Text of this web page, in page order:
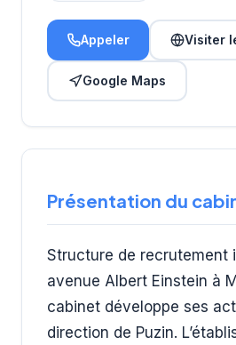
Appeler Visiter
Google Maps
Présentation du
Structure de recrutement
avenue Albert Einstein à
cabinet développe ses
direction de Puzin.